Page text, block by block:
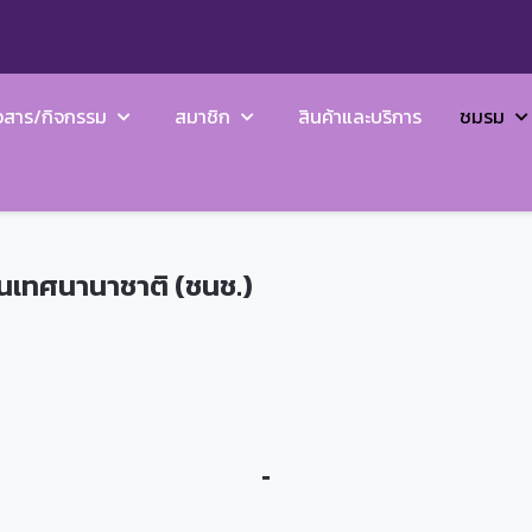
าร/กิจกรรม สมาชิก สินค้าและบริการ ชมรม
ทศนานาชาติ (ชนช.)
-